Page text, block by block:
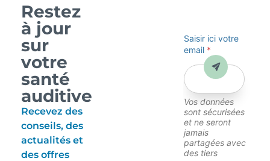
Restez
à jour
sur
votre
santé
auditive
Recevez des
conseils, des
actualités et
des offres
Saisir ici votre
email *
Vos données
sont sécurisées
et ne seront
jamais
partagées avec
des tiers
Envoyer